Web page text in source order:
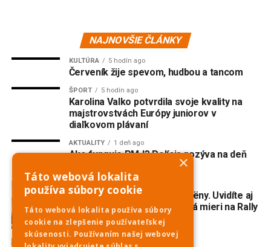
NAJNOVŠIE ČLÁNKY
KULTÚRA 5 hodín ago
Červeník žije spevom, hudbou a tancom
ŠPORT 5 hodín ago
Karolina Valko potvrdila svoje kvality na
majstrovstvách Európy juniorov v
diaľkovom plávaní
AKTUALITY 1 deň ago
Ako funguje PMJ? Polícia pozýva na deň
AKTUALITY 2 dni ago
Do Piešťan mieria opäť Citroëny. Uvidíte aj
dvojmotorovú „kačicu“, ktorá mieri na Rally
Dakar Classic
ŠPORT 3 dni ago
×
Táto webová lokalita
používa súbory cookie
Táto webová lokalita používa súbory
cookie na zlepšenie používateľskej
skúsenosti. Používaním našej webovej